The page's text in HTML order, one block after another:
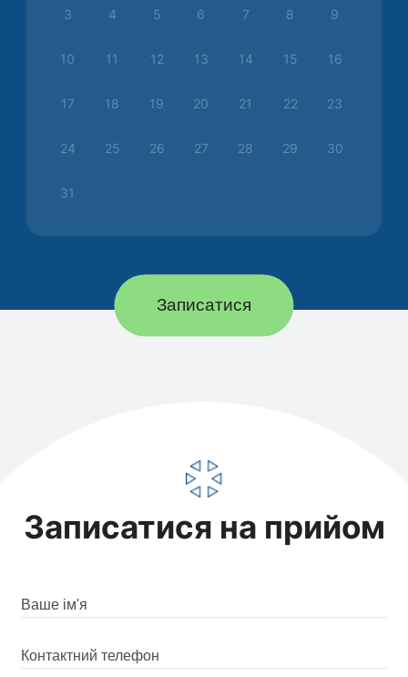
3 4 5 6 7 8 9
10 11 12 13 14 15 16
17 18 19 20 21 22 23
24 25 26 27 28 29 30
31
Записатися
Записатися на прийом